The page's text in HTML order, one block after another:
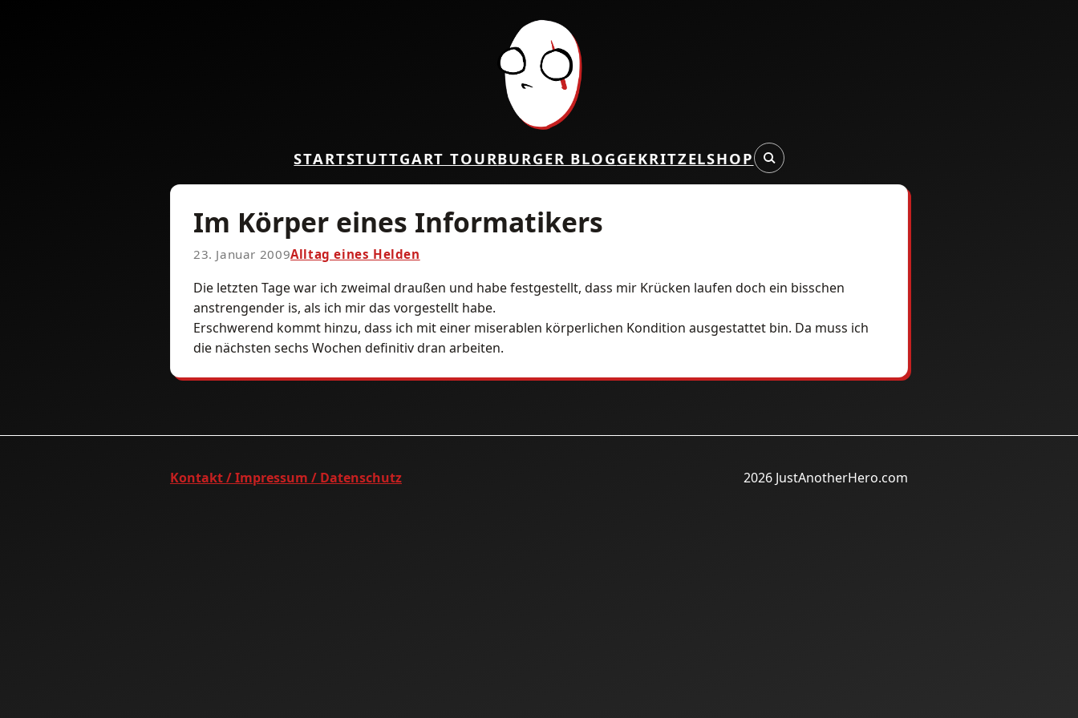
STARTSTUTTGART TOURBURGER BLOGGEKRITZELSHOP
Im Körper eines Informatikers
23. Januar 2009Alltag eines Helden
Die letzten Tage war ich zweimal draußen und habe festgestellt, dass mir Krücken laufen doch ein bisschen
anstrengender is, als ich mir das vorgestellt habe.
Erschwerend kommt hinzu, dass ich mit einer miserablen körperlichen Kondition ausgestattet bin. Da muss ich
die nächsten sechs Wochen definitiv dran arbeiten.
Kontakt / Impressum / Datenschutz 2026 JustAnotherHero.com